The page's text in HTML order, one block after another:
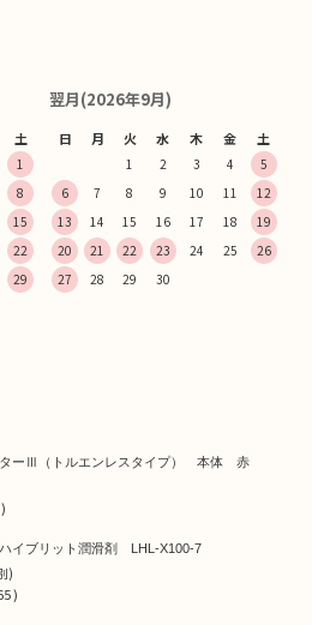
土
1
8
15
22
29
翌月(2026年9月)
日 月 火 水 木 金 土
1 2 3 4
5
6
7 8 9 10 11
12
13
14 15 16 17 18
19
20
21 22 23 24 25
26
27
28 29 30
ターⅢ（トルエンレスタイプ） 本体 赤
イブリット潤滑剤 LHL-X100-7
)
)